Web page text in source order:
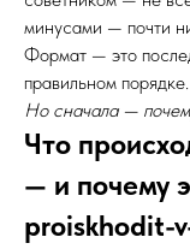
минусами — почти
Формат — это
правильном
Но сначала —
Что
— и почему
proiskhodit-